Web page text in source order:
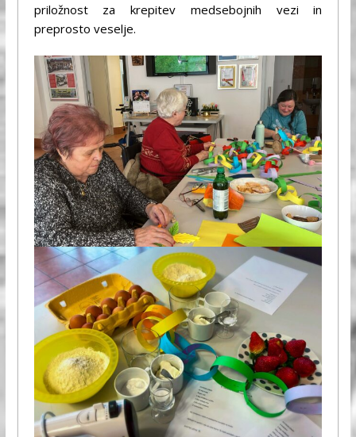
priložnost za krepitev medsebojnih vezi in
preprosto veselje.